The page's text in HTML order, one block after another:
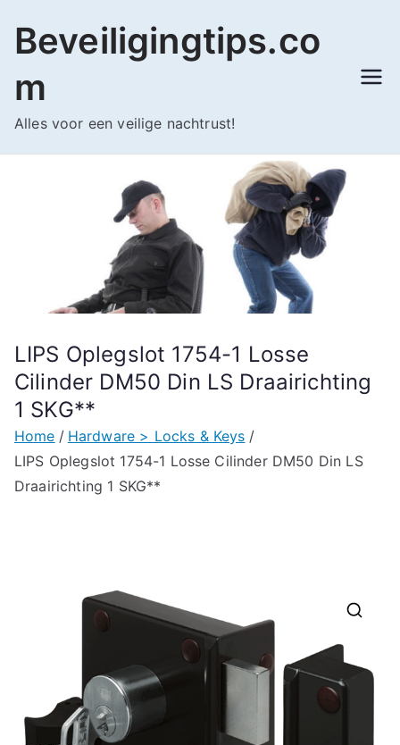
naar
inhoud
Beveiligingtips.co
m
Alles voor een veilige nachtrust!
LIPS Oplegslot 1754-1 Losse
Cilinder DM50 Din LS Draairichting
1 SKG**
Home
Hardware > Locks & Keys
LIPS Oplegslot 1754-1 Losse Cilinder DM50 Din LS
Draairichting 1 SKG**